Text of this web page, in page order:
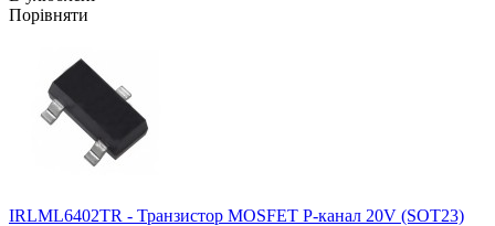
Порівняти
IRLML6402TR - Транзистор MOSFET P-канал 20V (SOT23)